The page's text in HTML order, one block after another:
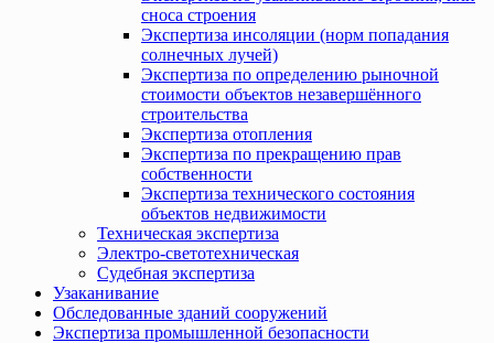
сноса строения
Экспертиза инсоляции (норм попадания
солнечных лучей)
Экспертиза по определению рыночной
стоимости объектов незавершённого
строительства
Экспертиза отопления
Экспертиза по прекращению прав
собственности
Экспертиза технического состояния
объектов недвижимости
Техническая экспертиза
Электро-светотехническая
Судебная экспертиза
Узаканивание
Обследованные зданий сооружений
Экспертиза промышленной безопасности